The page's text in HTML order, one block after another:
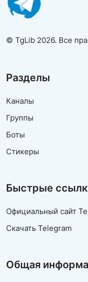
© TgLib 2026. Все
Разделы
Каналы
Группы
Боты
Стикеры
Быстрые
Официальный сайт
Скачать Telegram
Общая